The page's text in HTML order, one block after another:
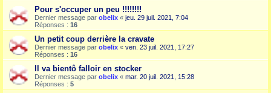
Pour s'occuper un peu !!!!!!!!
Dernier message par obelix « jeu. 29 juil. 2021, 7:04
Réponses : 16
Un petit coup derrière la cravate
Dernier message par obelix « ven. 23 juil. 2021, 17:27
Réponses : 16
Il va bientô falloir en stocker
Dernier message par obelix « mar. 20 juil. 2021, 15:28
Réponses : 5